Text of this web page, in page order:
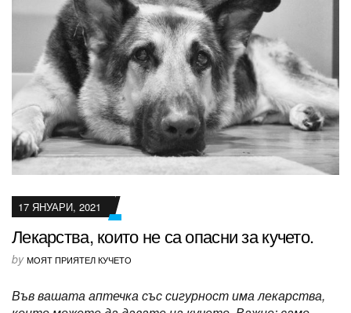
17 ЯНУАРИ, 2021
Лекарства, които не са опасни за кучето.
by МОЯТ ПРИЯТЕЛ КУЧЕТО
Във вашата аптечка със сигурност има лекарства,